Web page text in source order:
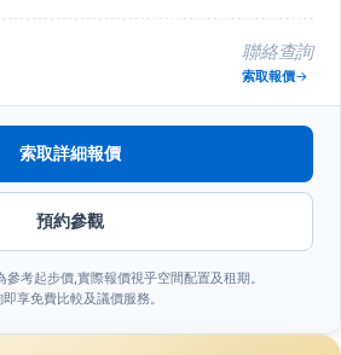
聯絡查詢
索取報價
索取詳細報價
預約參觀
考起步價,實際報價視乎空間配置及租期。
享免費比較及議價服務。